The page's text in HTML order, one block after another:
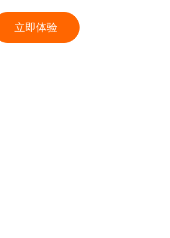
立即体验